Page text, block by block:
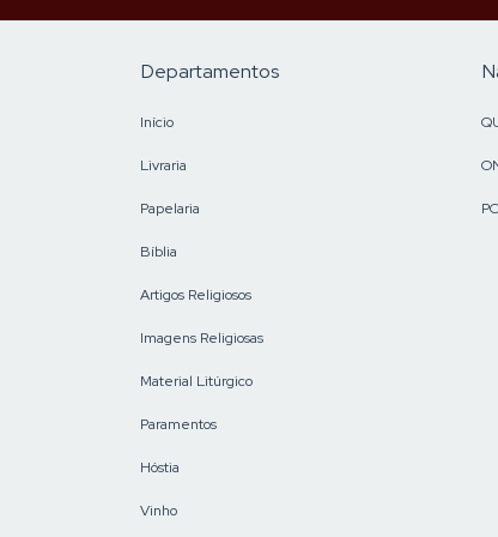
Departamentos
Início
Livraria
Papelaria
Bíblia
Artigos Religiosos
Imagens Religiosas
Material Litúrgico
Paramentos
Hóstia
Vinho